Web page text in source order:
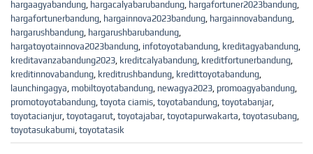
hargaagyabandung hargacalyabarubandung hargafortuner2023bandung
hargafortunerbandung hargainnova2023bandung hargainnovabandung
hargarushbandung hargarushbarubandung
hargatoyotainnova2023bandung infotoyotabandung kreditagyabandung
kreditavanzabandung2023 kreditcalyabandung kreditfortunerbandung
kreditinnovabandung kreditrushbandung kredittoyotabandung
launchingagya mobiltoyotabandung newagya2023 promoagyabandung
promotoyotabandung toyota ciamis toyotabandung toyotabanjar,
toyotacianjur, toyotagarut toyotajabar, toyotapurwakarta toyotasubang
toyotasukabumi toyotatasik